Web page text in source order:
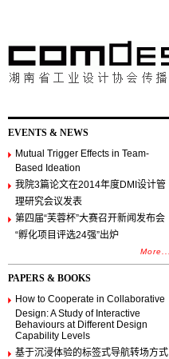
EVENTS & NEWS
Mutual Trigger Effects in Team-
Based Ideation
我院3篇论文在2014年度DMI设计管
理研究会议发表
第四届“芙蓉杯”大赛召开新闻发布会
“孵化项目评选24强”出炉
More...
PAPERS & BOOKS
How to Cooperate in Collaborative
Design: A Study of Interactive
Behaviours at Different Design
Capability Levels
基于沉浸体验的标签式导航转场方式